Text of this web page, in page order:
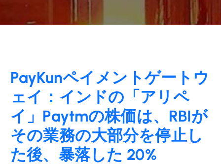
PayKunペイメントゲートウ
ェイ：インドの「アリペ
イ」Paytmの株価は、RBIが
その業務の大部分を停止し
た後、暴落した 20%